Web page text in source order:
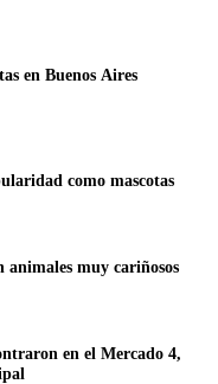
en Buenos Aires
como mascotas
animales muy cariñosos
en el Mercado 4,